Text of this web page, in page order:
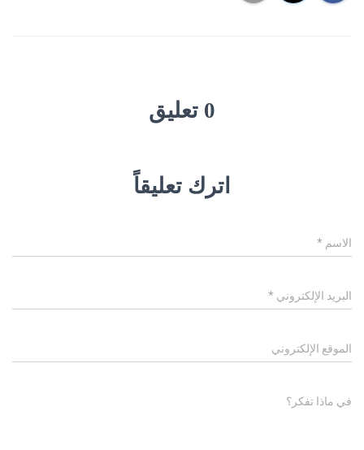
0 تعليق
اترك تعليقاً
الاسم *
البريد الإلكتروني *
الموقع الإلكتروني
في ماذا تفكر؟